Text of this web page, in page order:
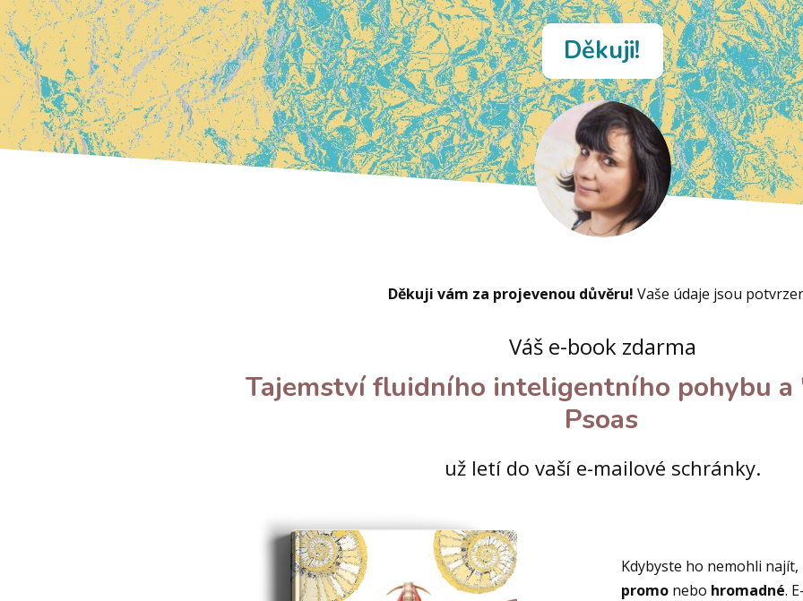
Děkuji!
Děkuji vám za projevenou důvěru! Vaše údaje jsou
Váš e-book zdarma
Tajemství fluidního inteligentního pohybu a
Psoas
už letí do vaší e-mailové schránky.
Kdybyste ho nemohli
promo nebo hromadné.